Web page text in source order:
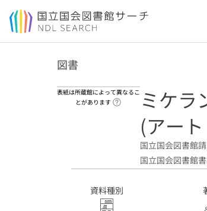
本文へ移動
図書
表紙は所蔵館によって異なるこ
とがあります
ヘルプページへの
ミケラ
(アー
国立国会図書館
国立国会図書館
資料種別